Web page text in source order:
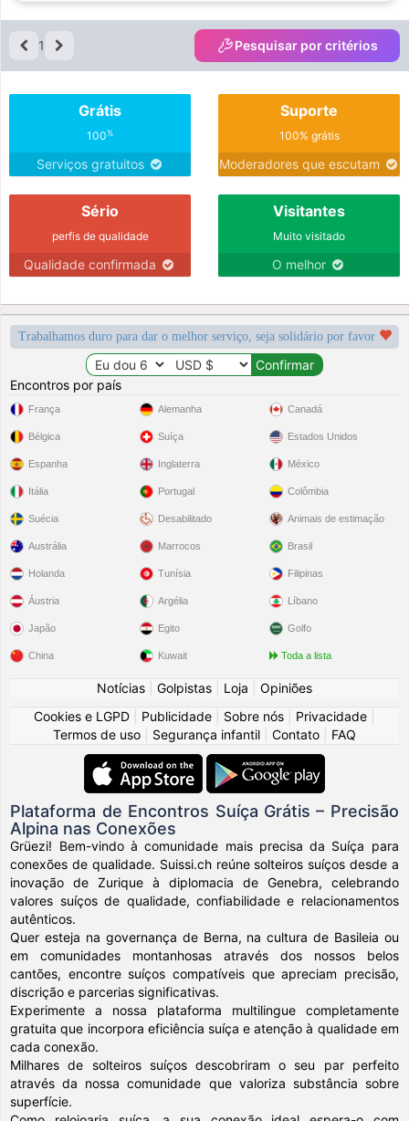
1 Pesquisar por critérios
Grátis
100%
Serviços gratuitos
Suporte
100% grátis
Moderadores que escutam
Sério
perfis de qualidade
Qualidade confirmada
Visitantes
Muito visitado
O melhor
Trabalhamos duro para dar o melhor serviço, seja solidário por favor
Encontros por país
França
Bélgica
Espanha
Itália
Suécia
Alemanha
Suíça
Inglaterra
Portugal
Desabilitado
Canadá
Estados Unidos
México
Colômbia
Animais de estimação
Austrália
Holanda
Áustria
Japão
China
Marrocos
Tunísia
Argélia
Egito
Kuwait
Brasil
Filipinas
Líbano
Golfo
Toda a lista
Notícias Golpistas Loja
Opiniões
Cookies e LGPD
Publicidade Sobre nós Privacidade
Termos de uso
Segurança infantil Contato FAQ
Plataforma de Encontros Suíça Grátis – Precisão
Alpina nas Conexões
Grüezi! Bem-vindo à comunidade mais precisa da Suíça para
conexões de qualidade. Suissi.ch reúne solteiros suíços desde a
inovação de Zurique à diplomacia de Genebra, celebrando
valores suíços de qualidade, confiabilidade e relacionamentos
autênticos.
Quer esteja na governança de Berna, na cultura de Basileia ou
em comunidades montanhosas através dos nossos belos
cantões, encontre suíços compatíveis que apreciam precisão,
discrição e parcerias significativas.
Experimente a nossa plataforma multilingue completamente
gratuita que incorpora eficiência suíça e atenção à qualidade em
cada conexão.
Milhares de solteiros suíços descobriram o seu par perfeito
através da nossa comunidade que valoriza substância sobre
superfície.